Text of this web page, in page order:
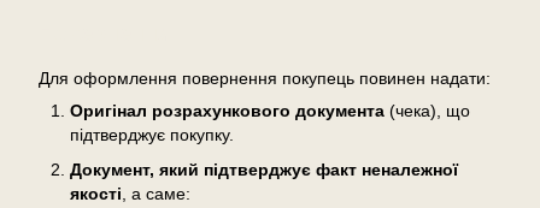
Для оформлення повернення покупець повинен надати:
Оригінал розрахункового документа (чека), що
підтверджує покупку.
Документ, який підтверджує факт неналежної
якості , а саме: